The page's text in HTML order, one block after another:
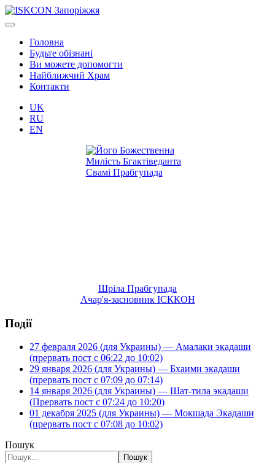
Головна
Будьте обізнані
Ви можете допомогти
Найближчий Храм
Контакти
UK
RU
EN
Шріла Прабгупада
Ачар'я-засновник ІСККОН
Події
27 февраля 2026 (для Украины) — Амалаки экадаши
(прервать пост с 06:22 до 10:02)
29 января 2026 (для Украины) — Бхаими экадаши
(прервать пост с 07:09 до 07:14)
14 января 2026 (для Украины) — Шат-тила экадаши
(Прервать пост с 07:24 до 10:20)
01 декабря 2025 (для Украины) — Мокшада Экадаши
(прервать пост с 07:08 до 10:02)
Пошук
Пошук